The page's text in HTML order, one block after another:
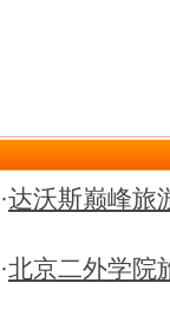
·达沃斯巅峰旅
·北京二外学院